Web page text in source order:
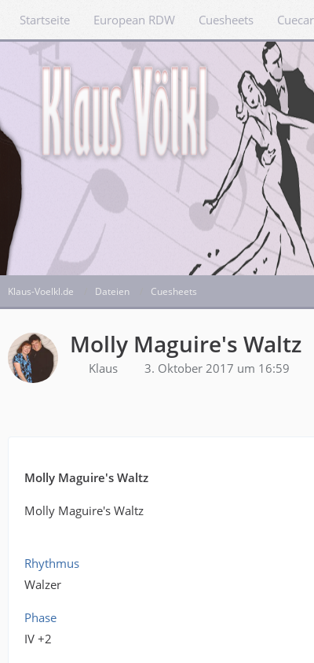
Startseite European RDW Cuesheets
Klaus-Voelkl.de Dateien Cuesheets
Molly Maguire's Waltz
Klaus 3. Oktober 2017 um 16:59
Molly Maguire's Waltz
Molly Maguire's Waltz
Rhythmus
Walzer
Phase
IV +2